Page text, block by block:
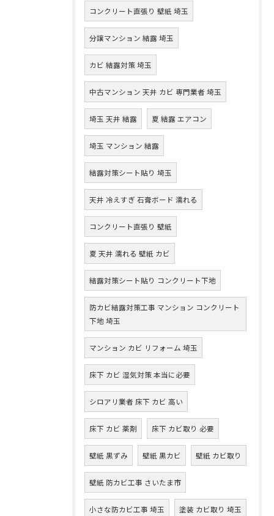
コンクリート直張り 壁紙 埼玉
分譲マンション 結露 埼玉
カビ 結露対策 埼玉
中古マンション 天井 カビ 専門業者 埼玉
埼玉 天井 結露 夏 結露 エアコン
埼玉 マンション 結露
結露対策シート貼り 埼玉
天井 冷えすぎ 石膏ボード 濡れる
コンクリート直張り 壁紙
夏 天井 濡れる 壁紙 カビ
結露対策シート貼り コンクリート下地
防カビ結露対策工事 マンション コンクリート
下地 埼玉
マンション カビ リフォーム 埼玉
床下 カビ 湿気対策 本当に必要
シロアリ業者 床下 カビ 高い
床下 カビ 薬剤 床下 カビ取り 必要
壁紙 黒ずみ 壁紙 黒カビ 壁紙 カビ取り
壁紙 防カビ工事 さいたま市
小さな防カビ工事 埼玉 塗装 カビ取り 埼玉